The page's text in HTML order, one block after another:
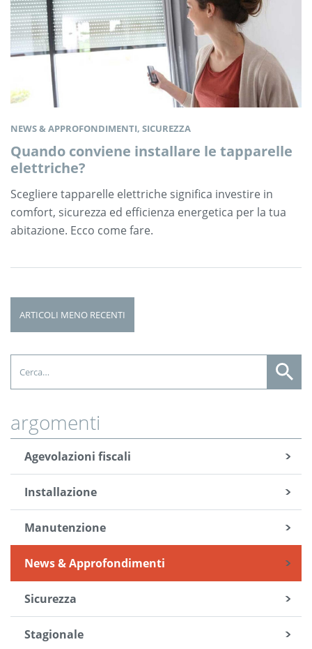
NEWS & APPROFONDIMENTI, SICUREZZA
Quando conviene installare le tapparelle
elettriche?
Scegliere tapparelle elettriche significa investire in
comfort, sicurezza ed efficienza energetica per la tua
abitazione. Ecco come fare.
Navigazione articoli
ARTICOLI MENO RECENTI
argomenti
Agevolazioni fiscali
Installazione
Manutenzione
News & Approfondimenti
Sicurezza
Stagionale